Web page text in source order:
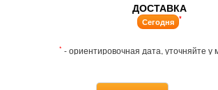
ДОСТАВКА
Сегодня *
* - ориентировочная дата, уточняйте у